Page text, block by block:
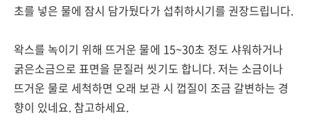
초를 넣은 물에 잠시 담가뒀다가 섭취하시기를 권장드립니다.
왁스를 녹이기 위해 뜨거운 물에 15~30초 정도 샤워하거나
굵은소금으로 표면을 문질러 씻기도 합니다. 저는 소금이나
뜨거운 물로 세척하면 오래 보관 시 껍질이 조금 갈변하는 경
향이 있네요. 참고하세요.